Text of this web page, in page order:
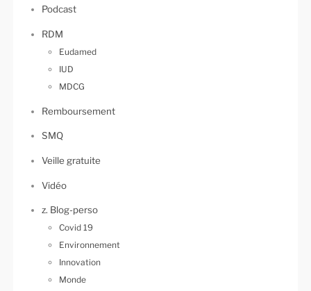
Podcast
RDM
Eudamed
IUD
MDCG
Remboursement
SMQ
Veille gratuite
Vidéo
z. Blog-perso
Covid 19
Environnement
Innovation
Monde